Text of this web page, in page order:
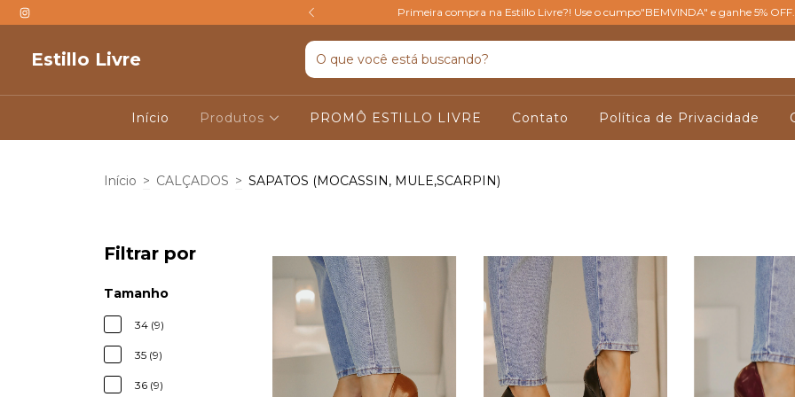
ACIMA DE R$599 Primeira compra na Estillo Livre?! Use o cumpo"BEMVINDA" e ganhe 5% OFF.
Estillo Livre
Início Produtos PROMÔ ESTILLO LIVRE Contato Política de Privacidade
Início > CALÇADOS > SAPATOS (MOCASSIN, MULE,SCARPIN)
Filtrar por
Tamanho
34 (9)
35 (9)
36 (9)